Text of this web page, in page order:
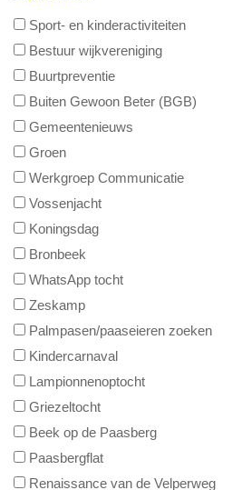
Sport- en kinderactiviteiten
Bestuur wijkvereniging
Buurtpreventie
Buiten Gewoon Beter (BGB)
Gemeentenieuws
Groen
Werkgroep Communicatie
Vossenjacht
Koningsdag
Bronbeek
WhatsApp tocht
Zeskamp
Palmpasen/paaseieren zoeken
Kindercarnaval
Lampionnenoptocht
Griezeltocht
Beek op de Paasberg
Paasbergflat
Renaissance van de Velperweg